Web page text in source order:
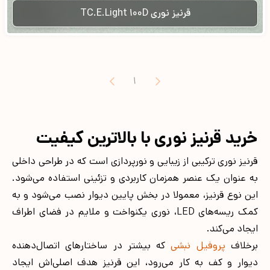
قرنیز نوری TC.E.Light 100D
1
خرید قرنیز نوری با بالاترین کیفیت
قرنیز نوری ترکیبی از زیبایی و نورپردازی است که در طراحی داخلی
به عنوان یک عنصر همزمان کاربردی و تزئینی استفاده می‌شود.
این نوع قرنیز، معمولا در بخش پایین دیوار نصب می‌شود و به
کمک ریسه‌های LED، نوری یکنواخت و ملایم در فضای اطراف
ایجاد می‌کند.
برخلاف پروفیل نبشیکه بیشتر در ساختارهای اتصال‌دهنده
دیوار و کف به کار می‌رود، این قرنیز هدف اصلی‌اش ایجاد